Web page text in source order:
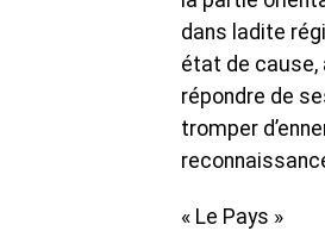
dans ladite
état de cause,
répondre de
tromper
« Le Pays »